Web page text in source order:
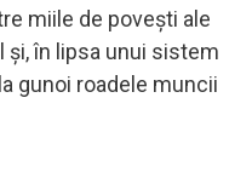
miile de povești ale
în lipsa unui sistem
gunoi roadele muncii